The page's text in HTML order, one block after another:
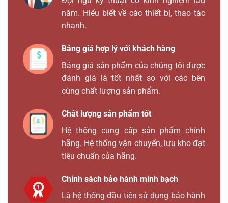
năm. Hiểu biết về các thiết bị, thao tác
nhanh.
Bảng giá hợp lý với khách hàng
Bảng giá sản phẩm của chúng tôi được
đánh giá là tốt nhất so với các bên
cùng chất lượng sản phẩm.
Chất lượng sản phẩm tốt
Hệ thống cung cấp sản phẩm chính
hãng. Hệ thống vận chuyển, lưu kho đạt
tiêu chuẩn của hãng.
Chính sách bảo hành minh bạch
Là hệ thống đầu tiên sử dụng bảo hành